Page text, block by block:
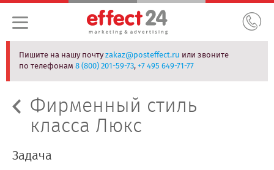
Пишите на нашу почтуzakaz@posteffect.ru или звоните
по телефонам8 (800) 201-59-73,+7 495 649-71-77
Фирменный стиль
класса Люкс
Задача